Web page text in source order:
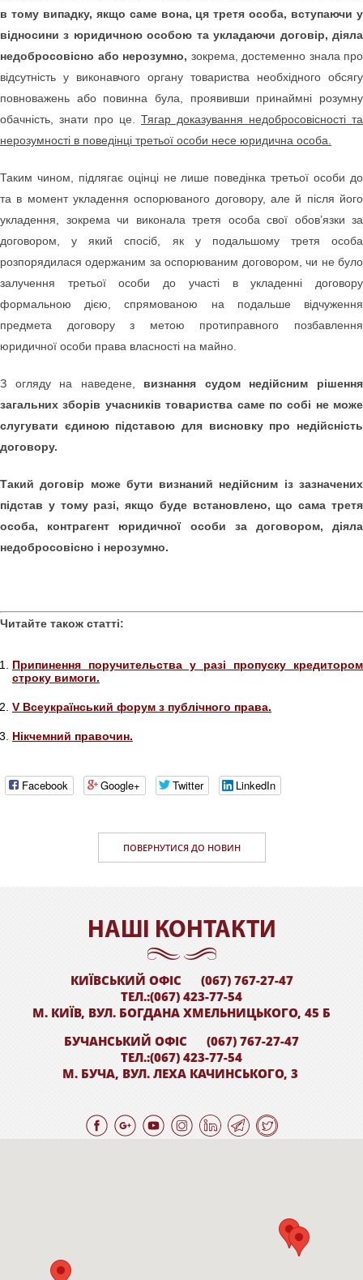
в тому випадку, якщо саме вона, ця третя особа, вступаючи у
відносини з юридичною особою та укладаючи договір, діяла
недобросовісно або нерозумно, зокрема, достеменно знала про
відсутність у виконавчого органу товариства необхідного обсягу
повноважень або повинна була, проявивши принаймні розумну
обачність, знати про це. Тягар доказування недобросовісності та
нерозумності в поведінці третьої особи несе юридична особа.
Таким чином, підлягає оцінці не лише поведінка третьої особи до
та в момент укладення оспорюваного договору, але й після його
укладення, зокрема чи виконала третя особа свої обов’язки за
договором, у який спосіб, як у подальшому третя особа
розпорядилася одержаним за оспорюваним договором, чи не було
залучення третьої особи до участі в укладенні договору
формальною дією, спрямованою на подальше відчуження
предмета договору з метою протиправного позбавлення
юридичної особи права власності на майно.
З огляду на наведене, визнання судом недійсним рішення
загальних зборів учасників товариства саме по собі не може
слугувати єдиною підставою для висновку про недійсність
договору.
Такий договір може бути визнаний недійсним із зазначених
підстав у тому разі, якщо буде встановлено, що сама третя
особа, контрагент юридичної особи за договором, діяла
недобросовісно і нерозумно.
Читайте також статті:
Припинення поручительства у разі пропуску кредитором
строку вимоги.
V Всеукраїнський форум з публічного права.
Нікчемний правочин.
Facebook Google+ Twitter LinkedIn
ПОВЕРНУТИСЯ ДО НОВИН
НАШI КОНТАКТИ
КИЇВСЬКИЙ ОФІС
(067) 767-27-47
ТЕЛ.:(067) 423-77-54
М. КИЇВ, ВУЛ. БОГДАНА ХМЕЛЬНИЦЬКОГО, 45 Б
БУЧАНСЬКИЙ ОФІС
(067) 767-27-47
ТЕЛ.:(067) 423-77-54
М. БУЧА, ВУЛ. ЛЕХА КАЧИНСЬКОГО, 3